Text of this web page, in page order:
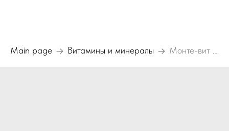
Main page Витамины и минералы